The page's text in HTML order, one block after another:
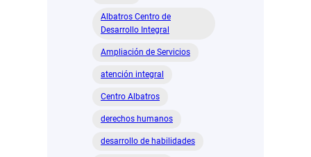
Albatros Centro de
Desarrollo Integral
Ampliación de Servicios
atención integral
Centro Albatros
derechos humanos
desarrollo de habilidades